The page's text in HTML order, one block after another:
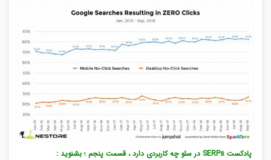
پادکست SERPs در سئو چه کاربردی دارد ، قسمت پنجم ؛ بشنوید :